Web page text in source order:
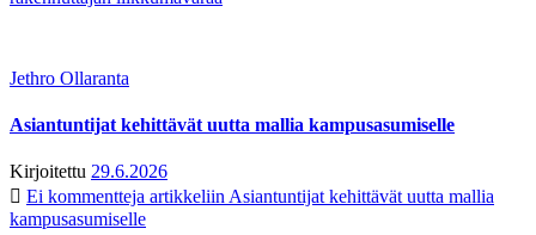
Jethro Ollaranta
Asiantuntijat kehittävät uutta mallia kampusasumiselle
Kirjoitettu 29.6.2026
Ei kommentteja artikkeliin Asiantuntijat kehittävät uutta mallia
kampusasumiselle